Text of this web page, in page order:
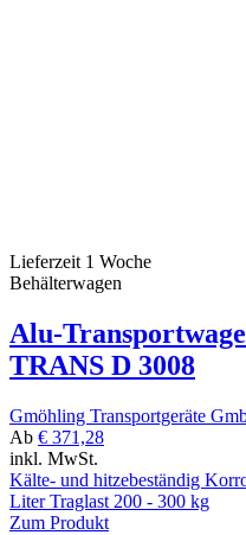
Lieferzeit 1 Woche
Behälterwagen
Alu-
TRANS D 3008
Gmöhling Transportgeräte
Ab € 371,28
inkl. MwSt.
Kälte- und hitzebeständig
Liter Traglast 200 - 300 kg
Zum Produkt